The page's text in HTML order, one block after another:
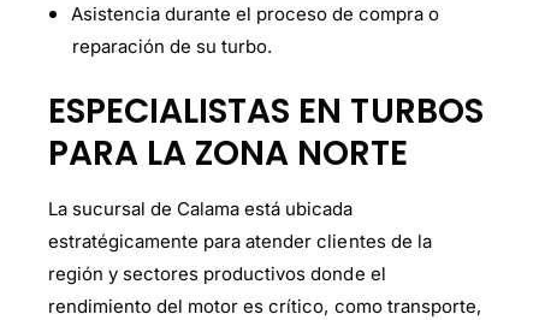
Asistencia durante el proceso de compra o
reparación de su turbo.
ESPECIALISTAS EN TURBOS
PARA LA ZONA NORTE
La sucursal de Calama está ubicada
estratégicamente para atender clientes de la
región y sectores productivos donde el
rendimiento del motor es crítico, como transporte,